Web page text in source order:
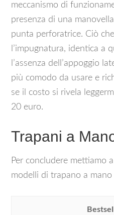
meccanismo di
presenza di una
punta perforatrice. Ciò
l’impugnatura, identica a
l’assenza dell’appoggio
più comodo da usare e
se il costo si rivela
20 euro.
Trapani a
Per concludere mettiamo
modelli di trapano a